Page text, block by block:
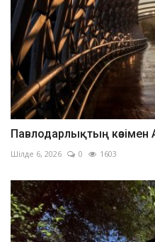
Павлодарлықтың көзімен
Шілде 6, 2026 0 1603